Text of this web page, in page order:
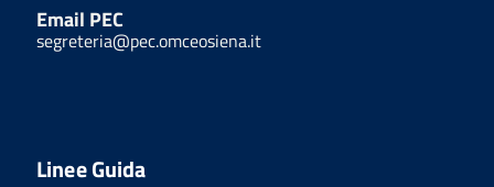
Email PEC
segreteria@pec.omceosiena.it
Linee Guida